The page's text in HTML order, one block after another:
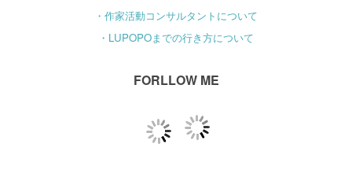
・作家活動コンサルタントについて
・LUPOPOまでの行き方について
FORLLOW ME